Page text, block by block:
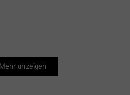
Mehr anzeigen